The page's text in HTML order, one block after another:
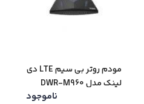
مودم روتر بی سیم LTE دی
لینک مدل DWR-M960
ناموجود